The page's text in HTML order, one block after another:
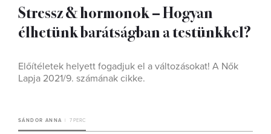
Stressz & hormonok – Hogyan
élhetünk barátságban a testünkkel?
Előítéletek helyett fogadjuk el a változásokat! A Nők
Lapja 2021/9. számának cikke.
SÁNDOR ANNA 7 PERC